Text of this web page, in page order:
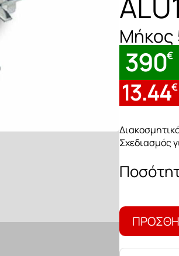
Μήκος
390€
13.44€
Σχεδιασμός
Διακοσμητικό
ελικόπτερο
ποσότητα